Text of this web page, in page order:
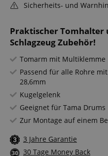
Praktischer Tomhalter
Schlagzeug Zubehör!
Tomarm mit Multiklemme
Passend für alle Rohre
28,6mm
Kugelgelenk
Geeignet für Tama Drums
Zur Montage auf einem
3 Jahre Garantie
30 Tage Money Back
Sicherheits- und